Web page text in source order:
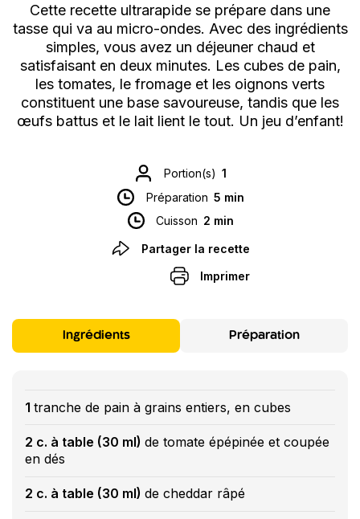
Cette recette ultrarapide se prépare dans une
tasse qui va au micro-ondes. Avec des ingrédients
simples, vous avez un déjeuner chaud et
satisfaisant en deux minutes. Les cubes de pain,
les tomates, le fromage et les oignons verts
constituent une base savoureuse, tandis que les
œufs battus et le lait lient le tout. Un jeu d’enfant!
Portion(s) 1
Préparation 5 min
Cuisson 2 min
Partager la recette
Imprimer
Ingrédients Préparation
1 tranche de pain à grains entiers, en cubes
2 c. à table (30 ml) de tomate épépinée et coupée
en dés
2 c. à table (30 ml) de cheddar râpé